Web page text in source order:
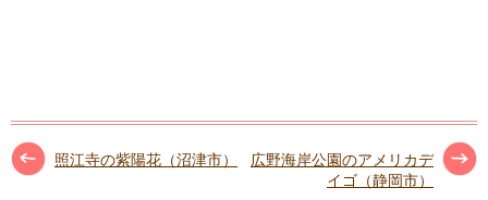
照江寺の紫陽花（沼津市）
広野海岸公園のアメリカデ
イゴ（静岡市）